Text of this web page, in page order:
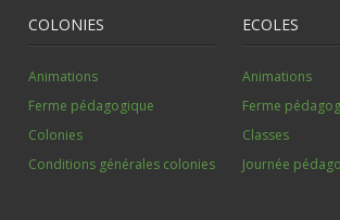
COLONIES
Animations
Ferme pédagogique
Colonies
Conditions générales colonies
ECOLES
Animations
Ferme
Classes
Journée